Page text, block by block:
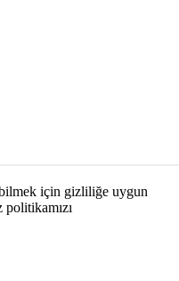
için gizliliğe uygun